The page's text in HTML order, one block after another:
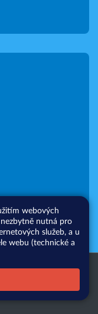
Web školy
webových
nutná pro
služeb, a u
webu (technické a